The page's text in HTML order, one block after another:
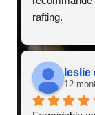
rafting.
leslie
12